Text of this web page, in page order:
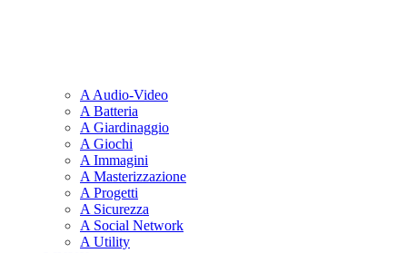
A Audio-Video
A Batteria
A Giardinaggio
A Giochi
A Immagini
A Masterizzazione
A Progetti
A Sicurezza
A Social Network
A Utility